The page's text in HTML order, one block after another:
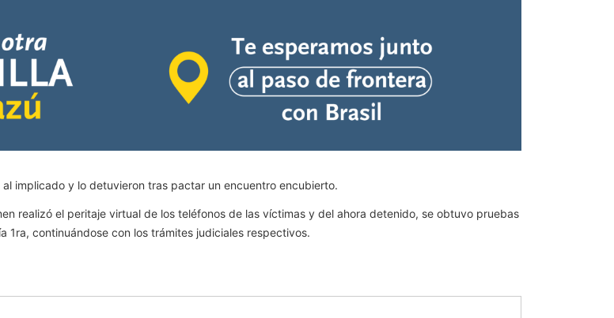
implicado y lo detuvieron tras pactar un encuentro encubierto.
realizó el peritaje virtual de los teléfonos de las víctimas y del ahora detenido, se obtuvo pruebas
continuándose con los trámites judiciales respectivos.